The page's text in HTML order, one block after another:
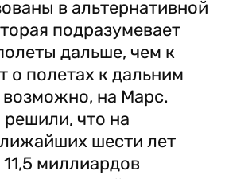
в альтернативной
подразумевает
дальше, чем к
о полетах к дальним
на Марс.
что на
шести лет
миллиардов